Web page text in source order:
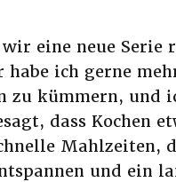
wir eine neue
habe ich gerne
zu kümmern, und
dass Kochen
und ein